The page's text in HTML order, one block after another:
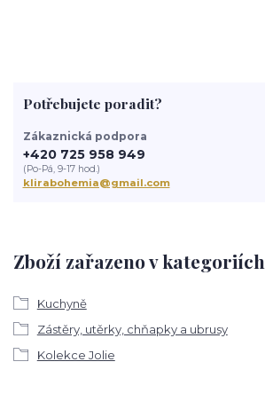
Zboží zařazeno v kategoriích
Kuchyně
Zástěry, utěrky, chňapky a ubrusy
Kolekce Jolie
Potřebujete poradit?
Zákaznická podpora
+420 725 958 949
(Po-Pá, 9-17 hod.)
klirabohemia@gmail.com